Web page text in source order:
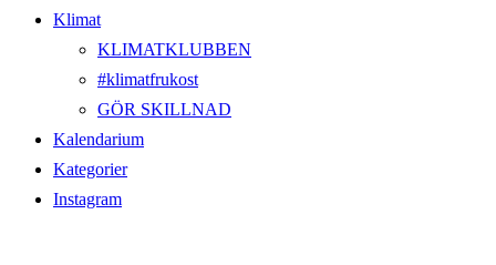
Klimat
KLIMATKLUBBEN
#klimatfrukost
GÖR SKILLNAD
Kalendarium
Kategorier
Instagram